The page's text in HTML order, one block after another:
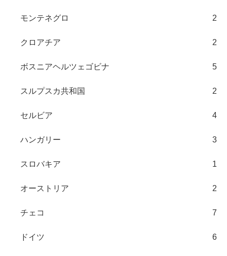
モンテネグロ 2
クロアチア 2
ボスニアヘルツェゴビナ 5
スルプスカ共和国 2
セルビア 4
ハンガリー 3
スロバキア 1
オーストリア 2
チェコ 7
ドイツ 6